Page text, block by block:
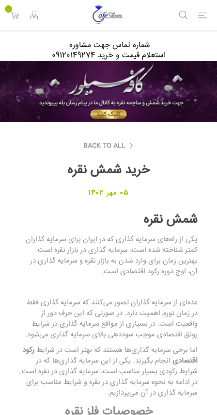
0
شماره تماس جهت مشاوره
استعلام قیمت و خرید 09120149274
BACK TO ALL
خرید شمش نقره
05 مهر 1402
شمش نقره
یکی از راه‌های سرمایه گذاری که در ایران برای سرمایه گذاران
کمتر شناخته شده است، سرمایه گذاری در بازار نقره است.
بهترین زمان برای وارد شدن به بازار نقره و سرمایه گذاری در
آن، اوج دوره رکود اقتصادی است.
عده‌ای از سرمایه گذاران تصور می‌کنند که سرمایه گذاری فقط
در زمان تورم اهمیت دارد. در صورتی که این حرف دور از
واقعیت است. در بسیاری از مواقع سرمایه گذاری در شرایط
رونق اقتصادی موجب سوددهی بالای سرمایه گذاری می‌شود.
اما برخی سرمایه گذاری‌ها هستند که بهتر است در شرایط رکود
اقتصادی انجام بگیرند. یکی از این سرمایه گذاری‌ها که در
شرایط رکودی بسیار مناسب است، سرمایه گذاری در نقره است.
در ادامه به نحوه سرمایه گذاری در نقره و شرایط مناسب برای
سرمایه گذاری در آن می‌پردازیم.